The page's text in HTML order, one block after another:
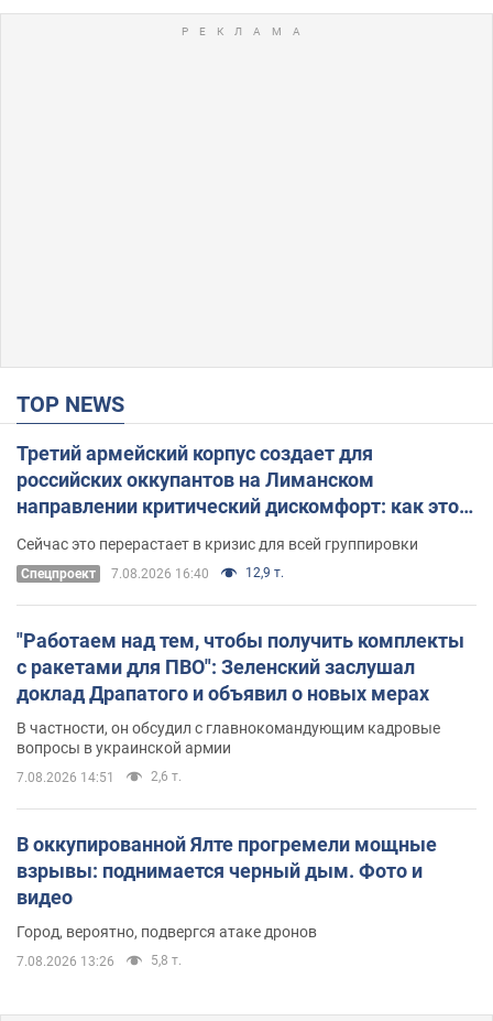
TOP NEWS
Третий армейский корпус создает для
российских оккупантов на Лиманском
направлении критический дискомфорт: как это
удалось
Сейчас это перерастает в кризис для всей группировки
Спецпроект 7.08.2026 16:40 12,9 т.
"Работаем над тем, чтобы получить комплекты
с ракетами для ПВО": Зеленский заслушал
доклад Драпатого и объявил о новых мерах
В частности, он обсудил с главнокомандующим кадровые
вопросы в украинской армии
7.08.2026 14:51 2,6 т.
В оккупированной Ялте прогремели мощные
взрывы: поднимается черный дым. Фото и
видео
Город, вероятно, подвергся атаке дронов
7.08.2026 13:26 5,8 т.